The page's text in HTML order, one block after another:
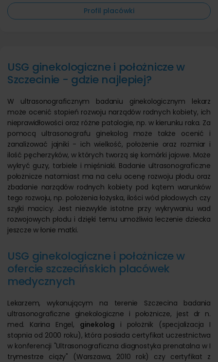
Profil placówki
USG ginekologiczne i położnicze w
Szczecinie - gdzie najlepiej?
W ultrasonograficznym badaniu ginekologicznym lekarz
może ocenić stopień rozwoju narządów rodnych kobiety, ich
nieprawidłowości oraz różne patologie, np. w kierunku raka. Za
pomocą ultrasonografu ginekolog może także ocenić i
zanalizować jajniki - ich wielkość, położenie oraz rozmiar i
ilość pęcherzyków, w których tworzą się komórki jajowe. Może
wykryć guzy, torbiele i mięśniaki. Badanie ultrasonograficzne
położnicze natomiast ma na celu ocenę rozwoju płodu oraz
zbadanie narządów rodnych kobiety pod kątem warunków
tego rozwoju, np. położenia łożyska, ilości wód płodowych czy
szyjki macicy. Jest niezwykle istotne przy wykrywaniu wad
rozwojowych płodu i dzięki temu umożliwia leczenie dziecka
jeszcze w łonie matki.
USG ginekologiczne i położnicze w
ofercie szczecińskich placówek
medycznych
Lekarzem, wykonującym na terenie Szczecina badania
ultrasonograficzne ginekologiczne i położnicze, jest dr n.
med. Karina Engel, ginekolog i położnik (specjalizacja I
stopnia od 2000 roku), która posiada certyfikat uczestnictwa
w konferencji "Ultrasonograficzna diagnostyka prenatalna w I
trymestrze ciąży" (Warszawa, 2010 rok) czy certyfikat z